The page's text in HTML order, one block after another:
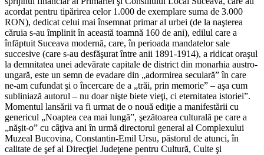
acordat pentru tipărirea celor 1.000 de exemplare suma de 3.000
RON), de­dicat celui mai însemnat primar al urbei (de la naşterea
căruia s-au împlinit în această toamnă 160 de ani), edilul care a
înfăptuit Suceava modernă, care, în perioada man­datelor sale
succesive (care s-au des­făşurat între anii 1891-1914), a ridi­cat oraşul
la demnitatea unei ade­vărate capitale de district din monarhia austro-
ungară, este un semn de evadare din „adormirea seculară” în care
ne-am cufundat şi o încercare de a „trăi, prin memorie” – aşa cum
subliniază autorul – nu doar nişte biete vieţi, ci eternitatea istoriei”.
Momentul lansării va fi urmat de o nouă ediţie a manifestării cu
genericul „Noaptea cea mai lungă”, şezătoarea culturală pe care a
„năşit-o” cu câţiva ani în urmă direc­torul general al Complexului
Muzeal Bucovina, Constantin-Emil Ursu, păstorul de atunci, în
calitate de şef al Direcţiei Judeţene pentru Cultură, Culte şi